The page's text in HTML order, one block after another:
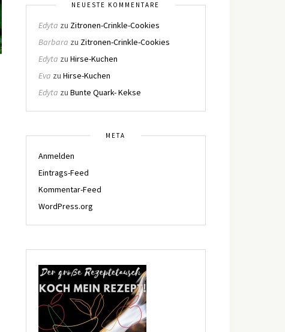
NEUESTE KOMMENTARE
Edyta zu Zitronen-Crinkle-Cookies
Barbara zu Zitronen-Crinkle-Cookies
Edyta zu Hirse-Kuchen
Eva zu Hirse-Kuchen
Edyta zu Bunte Quark- Kekse
META
Anmelden
Eintrags-Feed
Kommentar-Feed
WordPress.org